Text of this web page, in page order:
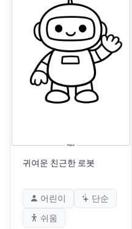
귀여운 친근한 로봇
어린이
단순
쉬움